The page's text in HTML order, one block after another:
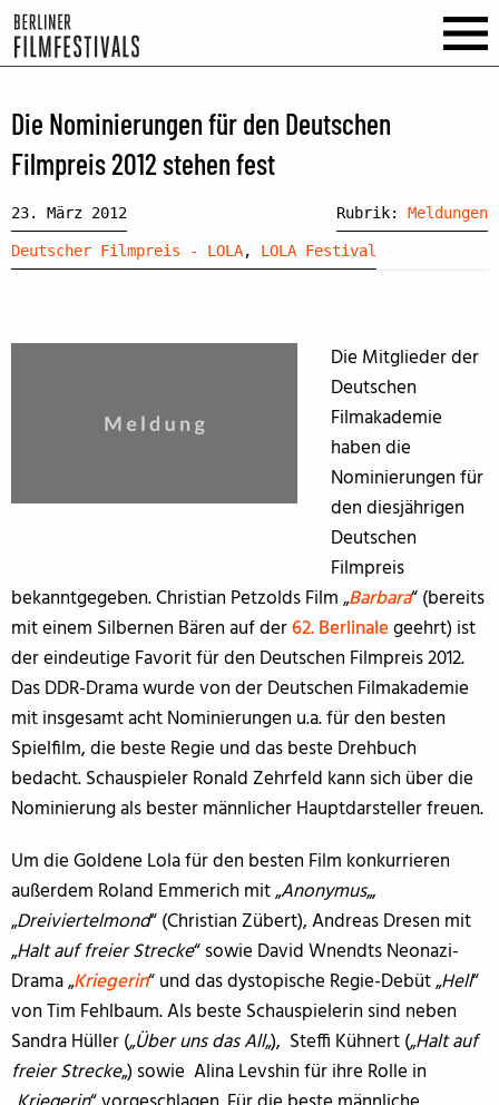
Die Nominierungen für den Deutschen
Filmpreis 2012 stehen fest
23. März 2012 Rubrik: Meldungen
Deutscher Filmpreis - LOLA, LOLA Festival
Die Mitglieder der
Deutschen
Filmakademie
haben die
Nominierungen für
den diesjährigen
Deutschen
Filmpreis
bekanntgegeben. Christian Petzolds Film „Barbara“ (bereits
mit einem Silbernen Bären auf der62. Berlinalegeehrt) ist
der eindeutige Favorit für den Deutschen Filmpreis 2012.
Das DDR-Drama wurde von der Deutschen Filmakademie
mit insgesamt acht Nominierungen u.a. für den besten
Spielfilm, die beste Regie und das beste Drehbuch
bedacht. Schauspieler Ronald Zehrfeld kann sich über die
Nominierung als bester männlicher Hauptdarsteller freuen.
Um die Goldene Lola für den besten Film konkurrieren
außerdem Roland Emmerich mit „Anonymus„,
„Dreiviertelmond“ (Christian Zübert), Andreas Dresen mit
„Halt auf freier Strecke“ sowie David Wnendts Neonazi-
Drama „Kriegerin“ und das dystopische Regie-Debüt „Hell“
von Tim Fehlbaum. Als beste Schauspielerin sind neben
Sandra Hüller („Über uns das All„), Steffi Kühnert („Halt auf
freier Strecke„) sowie Alina Levshin für ihre Rolle in